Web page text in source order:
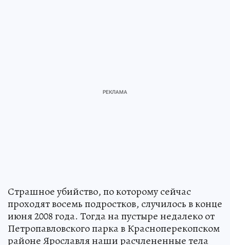
Страшное убийство, по которому сейчас
проходят восемь подростков, случилось в конце
июня 2008 года. Тогда на пустыре недалеко от
Петропавловского парка в Красноперекопском
районе Ярославля наши расчлененные тела